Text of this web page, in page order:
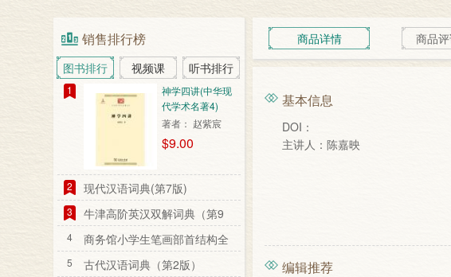
销售排行榜
图书排行 视频课 听书排行
1
神学四讲(中华现
代学术名著4)
著者： 赵紫宸
$9.00
2 现代汉语词典(第7版)
3
牛津高阶英汉双解词典（第9
版）
4
商务馆小学生笔画部首结构全
笔顺字典
5 古代汉语词典（第2版）
商品详情 商品评
基本信息
DOI：
主讲人：陈嘉映
编辑推荐